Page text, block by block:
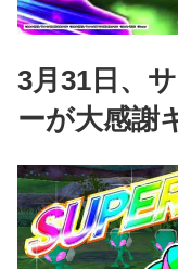
3月31日、
ーが大感謝